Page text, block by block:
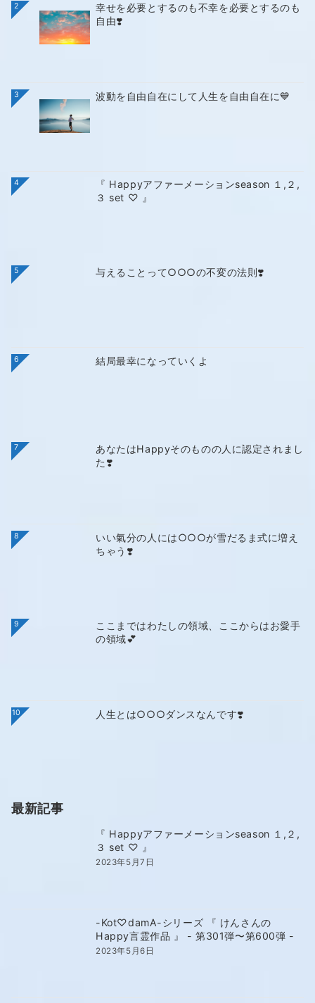
2
幸せを必要とするのも不幸を必要とするのも
自由❣️
3 波動を自由自在にして人生を自由自在に💙
4
『 Happyアファーメーションseason １,２,
３ set ♡ 』
5 与えることって○○○の不変の法則❣️
6 結局最幸になっていくよ
7
あなたはHappyそのものの人に認定されまし
た❣️
8
いい氣分の人には○○○が雪だるま式に増え
ちゃう❣️
9
ここまではわたしの領域、ここからはお愛手
の領域💕
10 人生とは○○○ダンスなんです❣️
最新記事
『 Happyアファーメーションseason １,２,
３ set ♡ 』
2023年5月7日
-Kot♡damA-シリーズ 『 けんさんの
Happy言霊作品 』 - 第301弾〜第600弾 -
2023年5月6日